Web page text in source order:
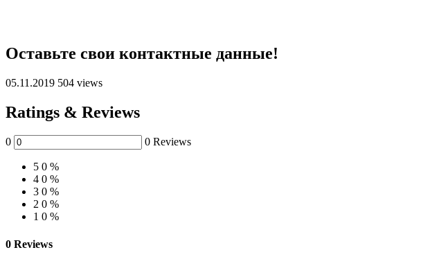
Оставьте свои контактные данные!
05.11.2019 504 views
Ratings & Reviews
0 0 Reviews
5 0 %
4 0 %
3 0 %
2 0 %
1 0 %
0 Reviews